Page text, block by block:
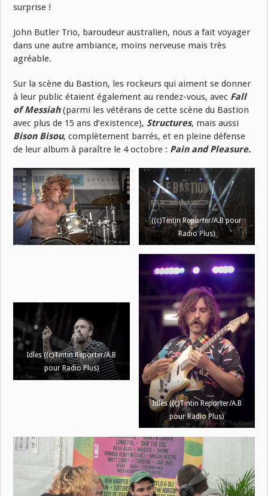
surprise !
John Butler Trio, baroudeur australien, nous a fait voyager
dans une autre ambiance, moins nerveuse mais très
agréable.
Sur la scène du Bastion, les rockeurs qui aiment se donner
à leur public étaient également au rendez-vous, avec Fall
of Messiah(parmi les vétérans de cette scène du Bastion
avec plus de 15 ans d’existence), Structures, mais aussi
Bison Bisou, complètement barrés, et en pleine défense
de leur album à paraître le 4 octobre : Pain and Pleasure.
((c)Tintin Reporter/A.B pour
Radio Plus)
Idles ((c)Tintin Reporter/A.B
pour Radio Plus)
Idles ((c)Tintin Reporter/A.B
pour Radio Plus)